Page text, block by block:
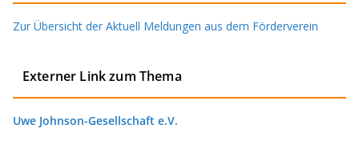
Zur Übersicht der Aktuell Meldungen aus dem Förderverein
Externer Link zum Thema
Uwe Johnson-Gesellschaft e.V.